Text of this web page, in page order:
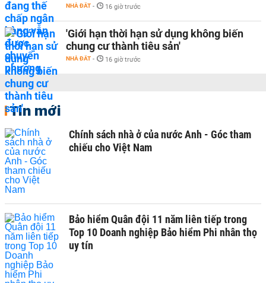
NHÀ ĐẤT - 16 giờ trước
'Giới hạn thời hạn sử dụng không biến
chung cư thành tiêu sản'
NHÀ ĐẤT - 16 giờ trước
Tin mới
Chính sách nhà ở của nước Anh - Góc tham
chiếu cho Việt Nam
Bảo hiểm Quân đội 11 năm liên tiếp trong
Top 10 Doanh nghiệp Bảo hiểm Phi nhân thọ
uy tín